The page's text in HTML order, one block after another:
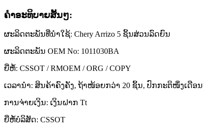
ຄໍາອະທິບາຍສັ້ນໆ:
ຜະລິດຕະພັນທີ່ນຳໃຊ້: Chery Arrizo 5 ຊິ້ນສ່ວນລົດຍົນ
ຜະລິດຕະພັນ OEM No: 1011030BA
ຍີ່ຫໍ້: CSSOT / RMOEM / ORG / COPY
ເວລານຳ: ສິນຄ້າຄົງຄັງ, ຖ້າໜ້ອຍກວ່າ 20 ຊິ້ນ, ປົກກະຕິໜຶ່ງເດືອນ
ການຈ່າຍເງິນ: ເງິນຝາກ Tt
ຍີ່ຫໍ້ບໍລິສັດ: CSSOT